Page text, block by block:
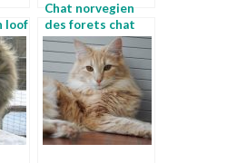
loof
Chat norvegien
des forets chat
nordique